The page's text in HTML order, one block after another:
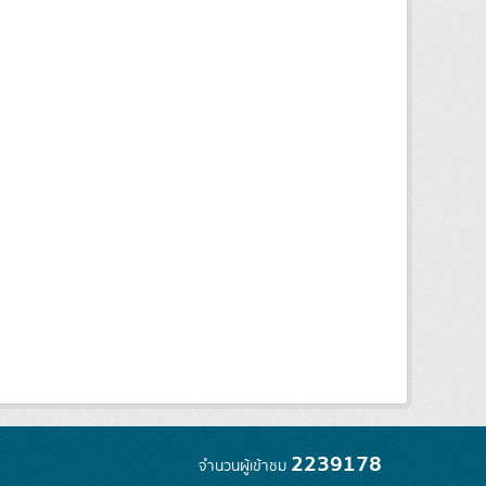
จำนวนผู้เข้าชม 2239178